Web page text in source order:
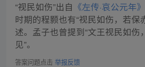
“视民如伤”出自 《左传·哀公元年》
时期的程颢也有“视民如伤，若保
述。孟子也曾提到“文王视民如伤
见”。
答案问题点击 举报反馈